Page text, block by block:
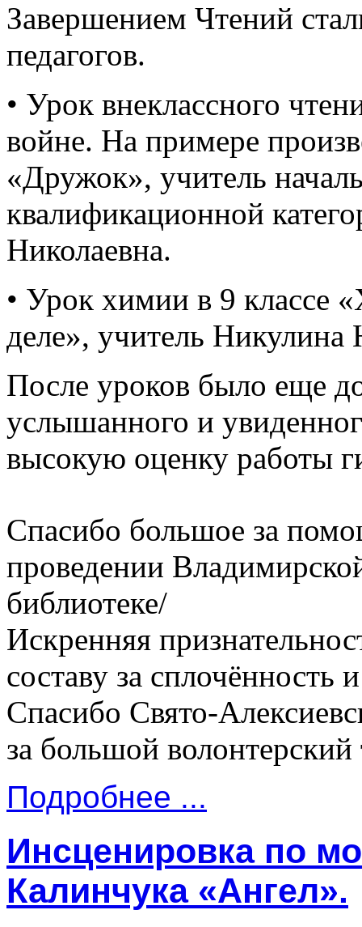
Завершением Чтений
педагогов.
• Урок внеклассного
войне. На примере
«Дружок», учитель
квалификационной
Николаевна.
• Урок химии в 9 классе
деле», учитель Никулина
После уроков было еще
услышанного и
высокую оценку работы
Спасибо большое за
проведении
библиотеке/
Искренняя
составу за
Спасибо Свято-
за большой волонтерский
Подробнее ...
Инсценировка по
Калинчука «Ангел».